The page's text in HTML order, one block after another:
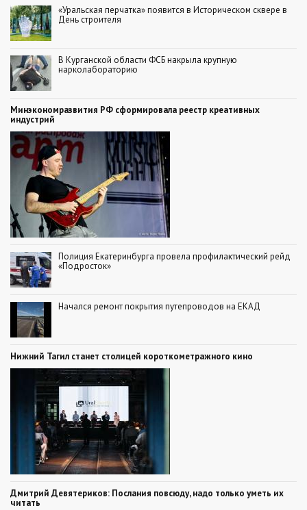
«Уральская перчатка» появится в Историческом сквере в
День строителя
В Курганской области ФСБ накрыла крупную
нарколабораторию
Минэкономразвития РФ сформировала реестр креативных
индустрий
Полиция Екатеринбурга провела профилактический рейд
«Подросток»
Начался ремонт покрытия путепроводов на ЕКАД
Нижний Тагил станет столицей короткометражного кино
Дмитрий Девятериков: Послания повсюду, надо только уметь их
читать